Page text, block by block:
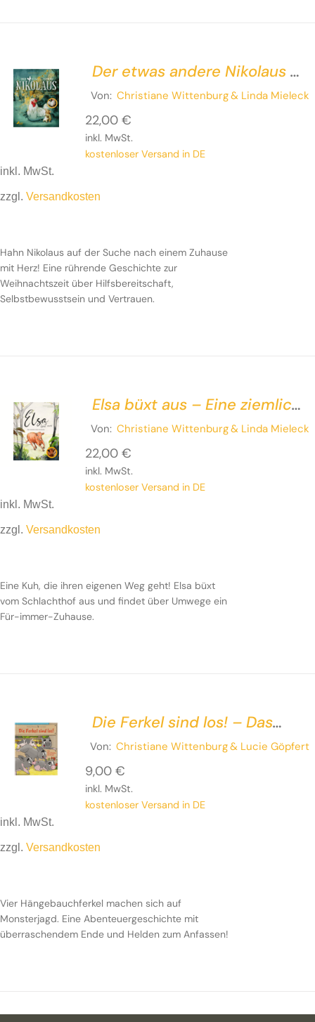
Der etwas andere Nikolaus –
Eine ziemlich wahre
Geschichte
Von: Christiane Wittenburg& Linda Mieleck
22,00 €
inkl. MwSt.
kostenloser Versand in DE
inkl. MwSt.
zzgl. Versandkosten
Hahn Nikolaus auf der Suche nach einem Zuhause
mit Herz! Eine rührende Geschichte zur
Weihnachtszeit über Hilfsbereitschaft,
Selbstbewusstsein und Vertrauen.
Elsa büxt aus – Eine ziemlich
wahre Geschichte
Von: Christiane Wittenburg& Linda Mieleck
22,00 €
inkl. MwSt.
kostenloser Versand in DE
inkl. MwSt.
zzgl. Versandkosten
Eine Kuh, die ihren eigenen Weg geht! Elsa büxt
vom Schlachthof aus und findet über Umwege ein
Für-immer-Zuhause.
Die Ferkel sind los! – Das
Waschlumba-Abenteuer
Von: Christiane Wittenburg& Lucie Göpfert
9,00 €
inkl. MwSt.
kostenloser Versand in DE
inkl. MwSt.
zzgl. Versandkosten
Vier Hängebauchferkel machen sich auf
Monsterjagd. Eine Abenteuergeschichte mit
überraschendem Ende und Helden zum Anfassen!